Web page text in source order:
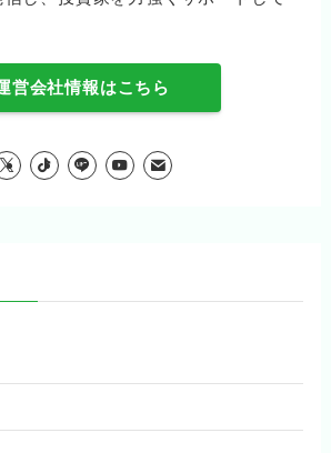
営会社情報はこちら